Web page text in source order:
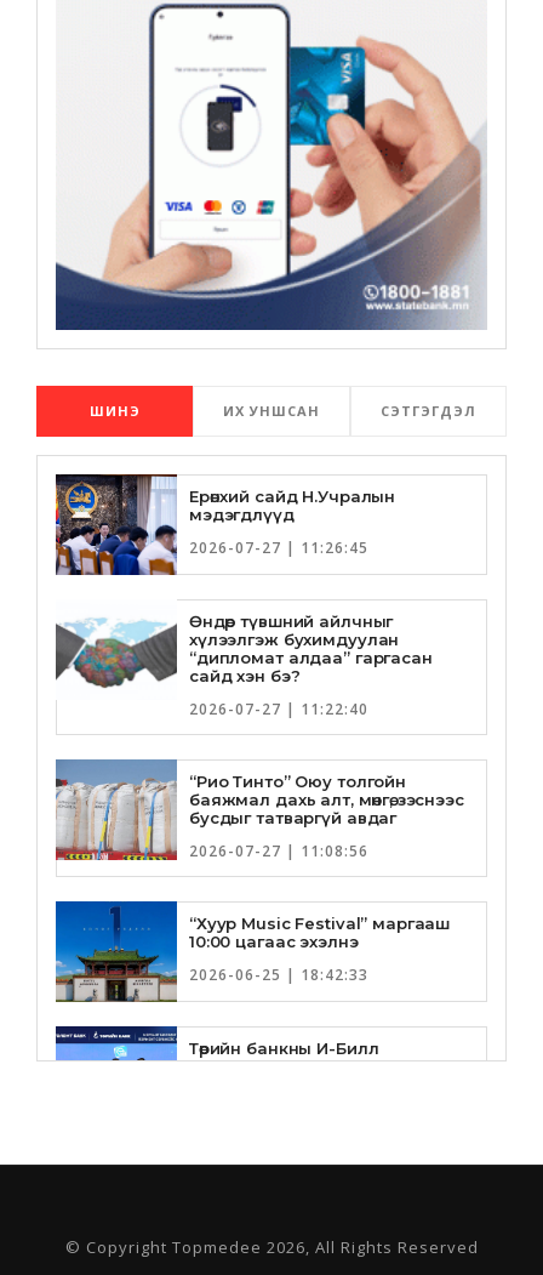
ШИНЭ ИХ УНШСАН СЭТГЭГДЭЛ
Ерөнхий сайд Н.Учралын
мэдэгдлүүд
2026-07-27 | 11:26:45
Өндөр түвшний айлчныг
хүлээлгэж бухимдуулан
“дипломат алдаа” гаргасан
сайд хэн бэ?
2026-07-27 | 11:22:40
“Рио Тинто” Оюу толгойн
баяжмал дахь алт, мөнгө, зэснээс
бусдыг татваргүй авдаг
2026-07-27 | 11:08:56
“Хуур Music Festival” маргааш
10:00 цагаас эхэлнэ
2026-06-25 | 18:42:33
Төрийн банкны И-Билл
үйлчилгээнд Голомт банк
шинэчлэн байгууллаа
© Copyright Topmedee 2026, All Rights Reserved